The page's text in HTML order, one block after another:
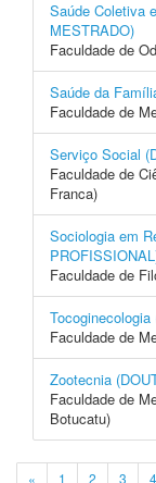
Saúde Coletiva
MESTRADO)
Faculdade de
Saúde da
Faculdade de
Serviço Social
Faculdade de
Franca)
Sociologia em
Faculdade de
Faculdade de
Zootecnia
Faculdade de
Botucatu)
« 1 2 3 4